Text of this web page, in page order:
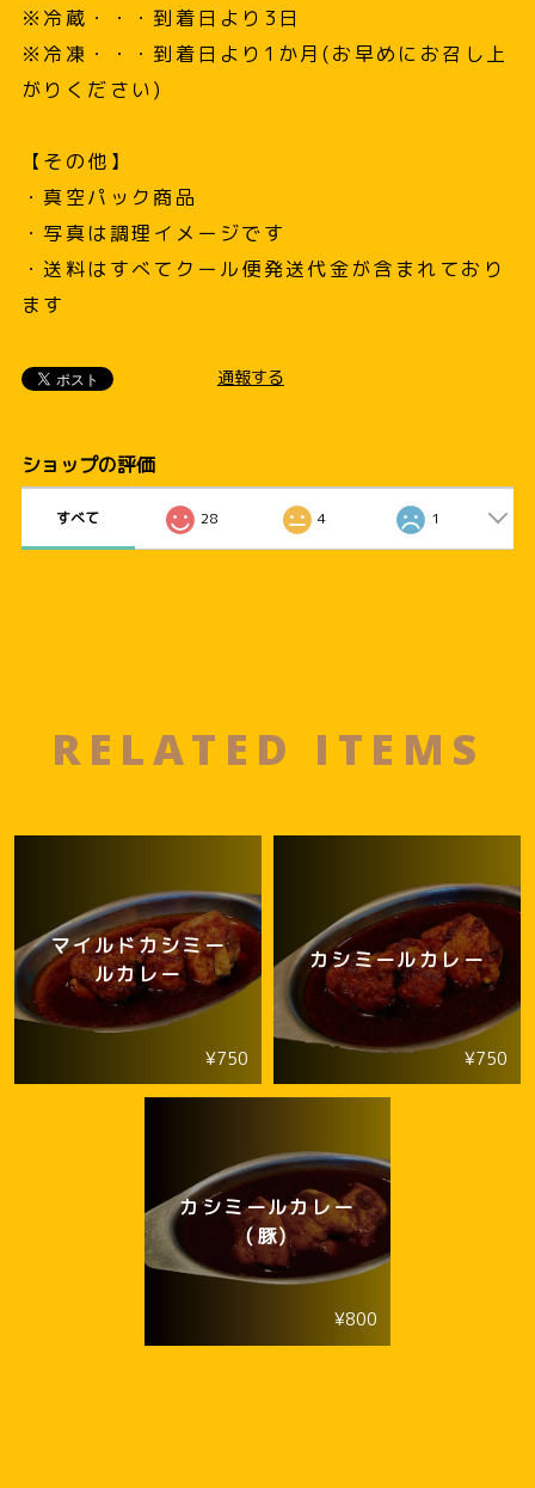
※冷蔵・・・到着日より3日
※冷凍・・・到着日より1か月(お早めにお召し上
がりください)
【その他】
・真空パック商品
・写真は調理イメージです
・送料はすべてクール便発送代金が含まれており
ます
通報する
ショップの評価
すべて 28 4 1
RELATED ITEMS
マイルドカシミー
ルカレー
¥750
カシミールカレー
¥750
カシミールカレー
(豚)
¥800